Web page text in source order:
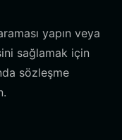
yapın veya
sağlamak için
sözleşme